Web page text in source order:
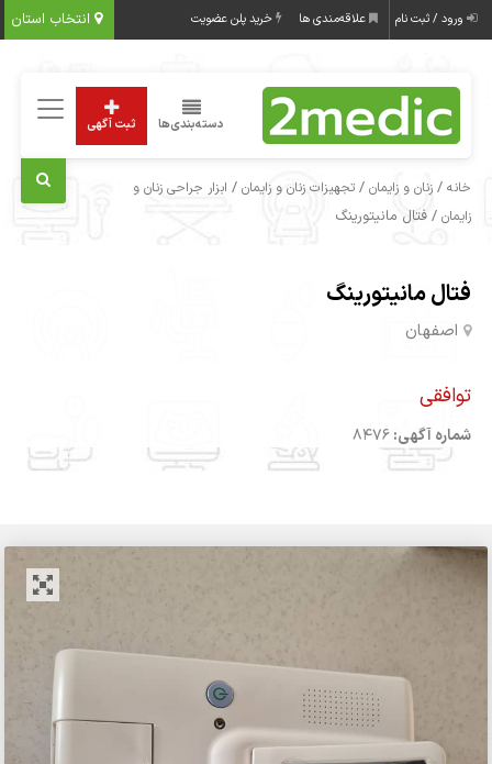
انتخاب استان ورود / ثبت نام علاقه‌مندی ها خرید پلن عضویت
دسته‌بندی‌ها ثبت آگهی
خانه /زنان و زایمان /تجهیزات زنان و زایمان / ابزار جراحی زنان و
زایمان / فتال مانیتورینگ
فتال مانیتورینگ
اصفهان
توافقی
شماره آگهی:8476